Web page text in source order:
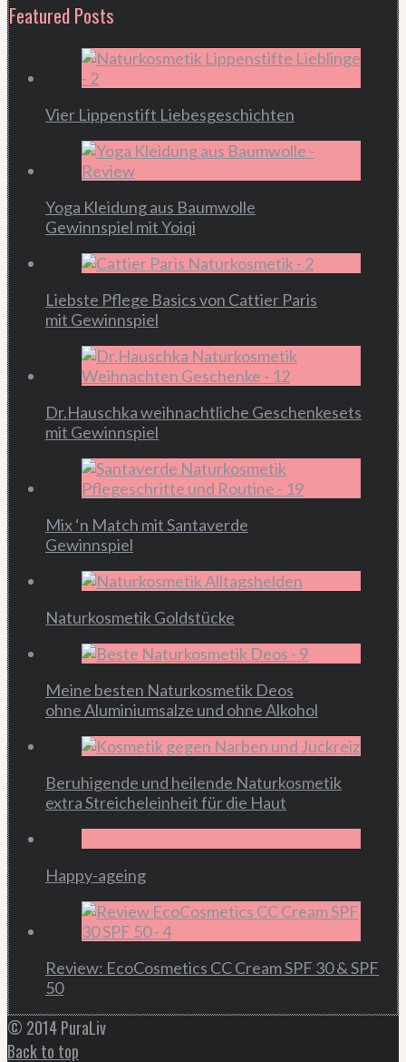
Featured Posts
Vier Lippenstift Liebesgeschichten
Yoga Kleidung aus Baumwolle
Gewinnspiel mit Yoiqi
Liebste Pflege Basics von Cattier Paris
mit Gewinnspiel
Dr.Hauschka weihnachtliche Geschenkesets
mit Gewinnspiel
Mix ‘n Match mit Santaverde
Gewinnspiel
Naturkosmetik Goldstücke
Meine besten Naturkosmetik Deos
ohne Aluminiumsalze und ohne Alkohol
Beruhigende und heilende Naturkosmetik
extra Streicheleinheit für die Haut
Happy-ageing
Review: EcoCosmetics CC Cream SPF 30 & SPF
50
© 2014 PuraLiv
Back to top